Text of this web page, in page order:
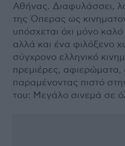
Αθήνας. Διαφυλάσσει,
της Όπερας ως
υπόσχεται όχι μόνο καλό
αλλά και ένα φιλόξενο
σύγχρονο ελληνικό
πρεμιέρες, αφιερώματα,
παραμένοντας πιστό
του: Μεγάλο σινεμά σε